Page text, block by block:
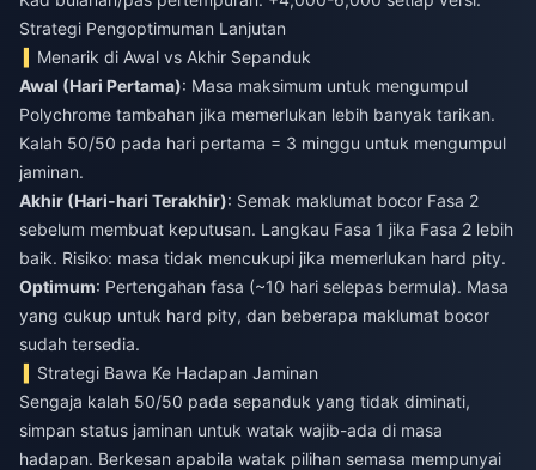
Strategi Pengoptimuman Lanjutan
Menarik di Awal vs Akhir Sepanduk
Awal (Hari Pertama): Masa maksimum untuk mengumpul
Polychrome tambahan jika memerlukan lebih banyak tarikan.
Kalah 50/50 pada hari pertama = 3 minggu untuk mengumpul
jaminan.
Akhir (Hari-hari Terakhir): Semak maklumat bocor Fasa 2
sebelum membuat keputusan. Langkau Fasa 1 jika Fasa 2 lebih
baik. Risiko: masa tidak mencukupi jika memerlukan hard pity.
Optimum: Pertengahan fasa (~10 hari selepas bermula). Masa
yang cukup untuk hard pity, dan beberapa maklumat bocor
sudah tersedia.
Strategi Bawa Ke Hadapan Jaminan
Sengaja kalah 50/50 pada sepanduk yang tidak diminati,
simpan status jaminan untuk watak wajib-ada di masa
hadapan. Berkesan apabila watak pilihan semasa mempunyai